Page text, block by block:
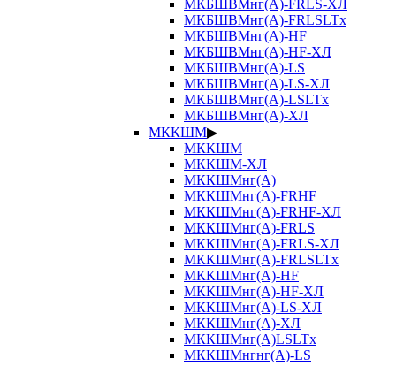
МКБШВМнг(А)-FRLS-ХЛ
МКБШВМнг(А)-FRLSLTx
МКБШВМнг(А)-HF
МКБШВМнг(А)-HF-ХЛ
МКБШВМнг(А)-LS
МКБШВМнг(А)-LS-ХЛ
МКБШВМнг(А)-LSLTx
МКБШВМнг(А)-ХЛ
МККШМ▶
МККШМ
МККШМ-ХЛ
МККШМнг(А)
МККШМнг(А)-FRHF
МККШМнг(А)-FRHF-ХЛ
МККШМнг(А)-FRLS
МККШМнг(А)-FRLS-ХЛ
МККШМнг(А)-FRLSLTx
МККШМнг(А)-HF
МККШМнг(А)-HF-ХЛ
МККШМнг(А)-LS-ХЛ
МККШМнг(А)-ХЛ
МККШМнг(А)LSLTx
МККШМнгнг(А)-LS